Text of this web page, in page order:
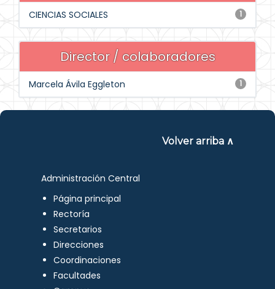
1
CIENCIAS SOCIALES
Director / colaboradores
1
Marcela Ávila Eggleton
Volver arriba ∧
Administración Central
Página principal
Rectoría
Secretarios
Direcciones
Coordinaciones
Facultades